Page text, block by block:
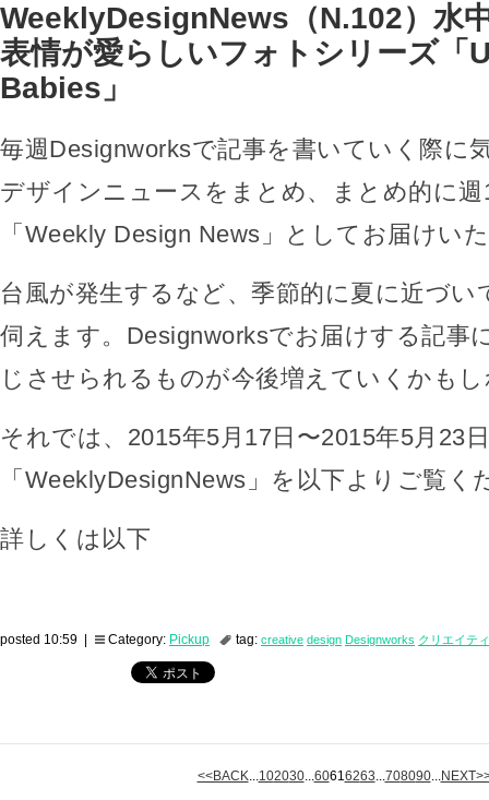
WeeklyDesignNews（N.102）水
表情が愛らしいフォトシリーズ「
Babies」
毎週Designworksで記事を書いていく際に
デザインニュースをまとめ、まとめ的に週
「Weekly Design News」としてお届けい
台風が発生するなど、季節的に夏に近づい
伺えます。Designworksでお届けする記事
じさせられるものが今後増えていくかも
それでは、2015年5月17日〜2015年5月23
「WeeklyDesignNews」を以下よりご覧く
詳しくは以下
posted 10:59 | Category: Pickup tag: creative design Designworks クリエイテ
<<BACK...102030...60616263...708090...